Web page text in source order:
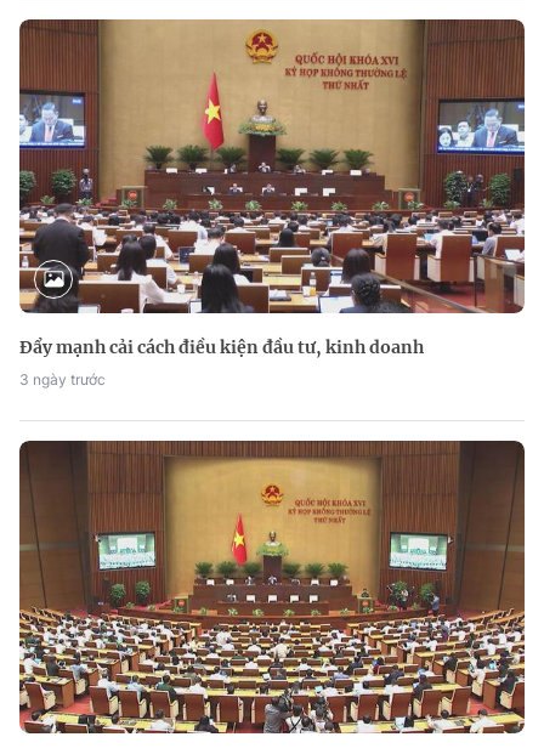
Đẩy mạnh cải cách điều kiện đầu tư, kinh doanh
3 ngày trước